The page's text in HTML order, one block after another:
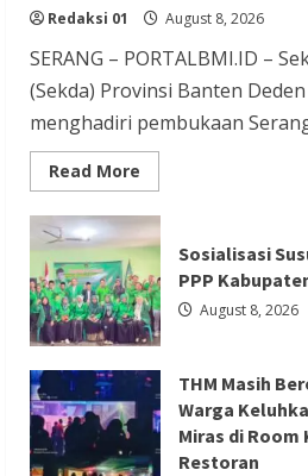
Keluhkan Dugaan
Room Karaoke Berizin
Redaksi 01 August 8, 2026
Berita Ekonomi dan Bisnis
Berita Trending
GIIAS Education Day
Belajar Interaktif bagi
Sederajat hingga
Redaksi 01 August 8, 2026
Redaksi 01 August 8, 2026
SERANG – PORTALBMI.ID –
(Sekda) Provinsi Banten
menghadiri pembukaan
Read More
more
Serang
Fair
2026
Jadi
Etalase
UMKM,
Sekda
Deden
Ajak
Masyarakat
Cintai
Produk
Lokal
Sosialisasi
PPP
August 8, 2026
THM Masih
Warga
Miras di Room
Restoran